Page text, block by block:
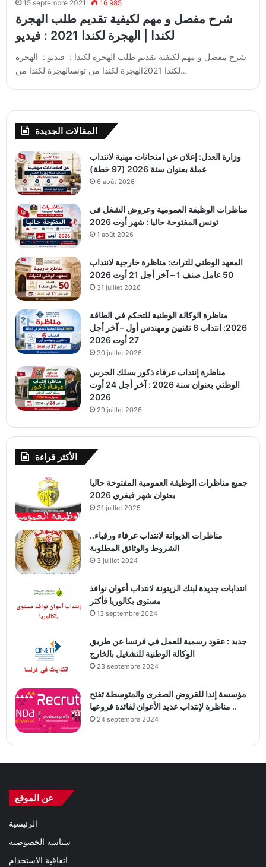
15 septembre 2021 16 985
شرح مفصل و مهم لكيفية تقديم طلب الهجرة
لكندا | الهجرة لكندا 2021 : فيديو
شرح مفصل و مهم لكيفية تقديم طلب الهجرة لكندا : فيديو : الهجرة
لكندا 2021الهجرة لكندا من تونسالهجرة لكندا من…
المقالات الجديدة
وزارة العدل: إعلان عن امتحانات مهنية لانتداب
عملة بعنوان سنة 2026 (97 خطة)
6 août 2026
مناظرات الوظيفة العمومية وعروض الشغل في
تونس المفتوحة حاليا : شهر أوت 2026
1 août 2026
المعهد الوطني للتراث: مناظرة خارجية لانتداب
50 عامل صنف 1 – آخر أجل 21 أوت 2026
31 juillet 2026
مناظرة الوكالة الوطنية للتحكم في الطاقة
2026: انتداب 6 تقنيين ومهندس أول – آخر أجل
27 أوت 2026
30 juillet 2026
مناظرة إنتداب عرفاء ذكور بسلك الحرس
الوطني بعنوان سنة 2026 : آخر أجل 24 أوت
2026
29 juillet 2026
الأكثر قراءة
جميع مناظرات الوظيفة العمومية المفتوحة حاليا
بعنوان شهر فيفري 2026
31 juillet 2025
مناظرات الديوانة لانتداب عرفاء ورقباء..
الشروط والوثائق المطلوبة
3 juillet 2024
انتدابات جديدة لبنك الزيتونة لانتداب أعوان نوافذ
مستوى بكالوريا فأكثر
13 septembre 2024
جديد : عقود رسمية للعمل في فرنسا عن طريق
الوكالة الوطنية للتشغيل بالخارج
23 septembre 2024
مؤسسة إندا للقروض الصغرى والمتوسطة تفتح
مناظرة لإنتداب عديد الأعوان لفائدة فروعها ..
24 septembre 2024
عن الموقع
الرئيسية
سياسة الخصوصية
اتفاقية الاستخدام